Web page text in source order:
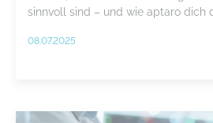
sinnvoll sind – und wie aptaro dich
08.07.2025